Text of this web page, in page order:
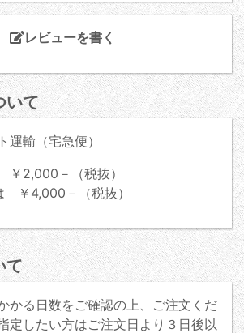
レビューを書く
いて
運輸（宅急便）
2,000－（税抜）
￥4,000－（税抜）
て
かる日数をご確認の上、ご注文くだ
定したい方はご注文日より３日後以